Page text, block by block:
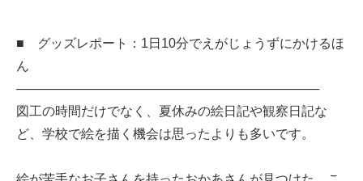
■ グッズレポート：1日10分でえがじょうずにかけるほ
ん
──────────────────────────────────
図工の時間だけでなく、夏休みの絵日記や観察日記な
ど、学校で絵を描く機会は思ったよりも多いです。